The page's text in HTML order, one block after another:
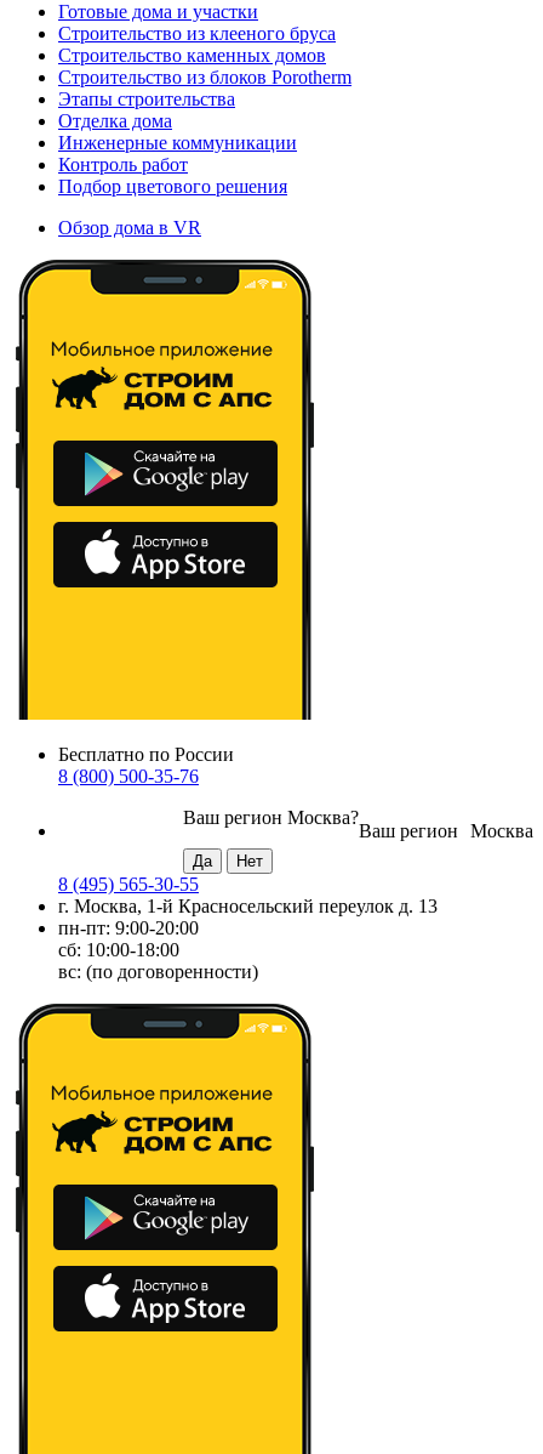
Готовые дома и участки
Строительство из клееного бруса
Строительство каменных домов
Строительство из блоков Porotherm
Этапы строительства
Отделка дома
Инженерные коммуникации
Контроль работ
Подбор цветового решения
Обзор дома в VR
Бесплатно по России
8 (800) 500-35-76
Москва
Ваш регион
Ваш регион Москва?
8 (495) 565-30-55
г. Москва, 1-й Красносельский переулок д. 13
пн-пт: 9:00-20:00
сб: 10:00-18:00
вс: (по договоренности)